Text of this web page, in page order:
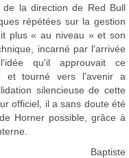
la direction de Red Bull
répétées sur la gestion
plus « au niveau » et son
incarné par l'arrivée
qu'il approuvait ce
et tourné vers l'avenir a
silencieuse de cette
officiel, il a sans doute été
Horner possible, grâce à
Baptiste